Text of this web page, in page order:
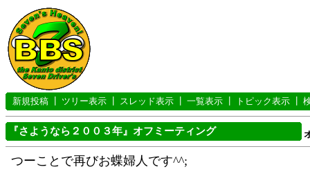
新規投稿 ツリー表示 スレッド表示 一覧表示 トピック表示
『さようなら２００３年』オフミーティング
つーことで再びお蝶婦人です^^;